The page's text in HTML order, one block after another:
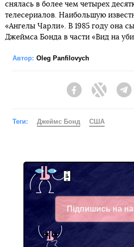
снялась в более чем четырех
телесериалов. Наибольшую
«Ангелы Чарли». В 1985 году она
Джеймса Бонда в части «Вид на
Автор: Oleg Panfilovych
FacebookTwitter
Теги: Джеймс Бонд США
Підпишись на
Telegram